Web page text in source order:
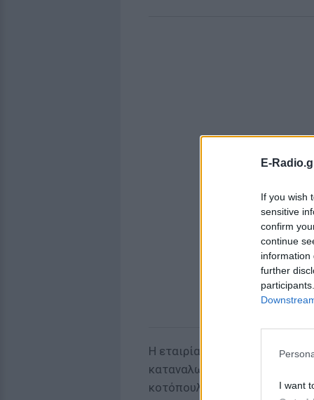
E-
If you wish
sensitive
confirm
continue
information
further
I want
Η εταιρία παραγωγής λέει
καταναλωτών και στο
κοτόπουλο είναι με τα